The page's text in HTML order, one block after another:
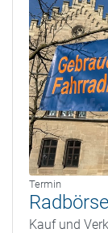
Termin
Kauf und